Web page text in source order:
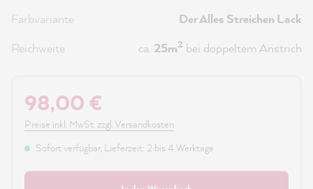
Farbvariante
Der Alles Streichen Lack
Reichweite
ca. 25m2 bei doppeltem Anstrich
98,00 €
Preise inkl. MwSt. zzgl. Versandkosten
Sofort verfügbar, Lieferzeit: 2 bis 4 Werktage